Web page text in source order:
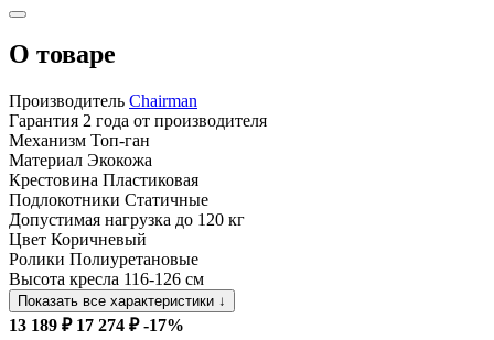
О товаре
Производитель Chairman
Гарантия 2 года от производителя
Механизм Топ-ган
Материал Экокожа
Крестовина Пластиковая
Подлокотники Статичные
Допустимая нагрузка до 120 кг
Цвет Коричневый
Ролики Полиуретановые
Высота кресла 116-126 см
Показать все характеристики ↓
13 189 ₽ 17 274 ₽ -17%